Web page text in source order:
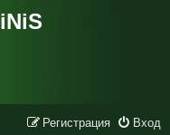
Вход
Регистрация